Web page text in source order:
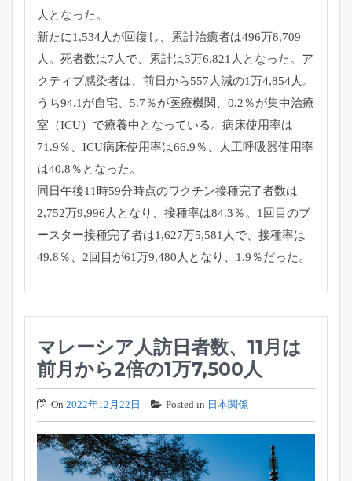
人となった。
新たに1,534人が回復し、累計治癒者は496万8,709
人。死者数は7人で、累計は3万6,821人となった。ア
クティブ感染者は、前日から557人減の1万4,854人。
うち94.1が自宅、5.7％が医療機関、0.2％が集中治療
室（ICU）で療養中となっている。病床使用率は
71.9％、ICU病床使用率は66.9％、人工呼吸器使用率
は40.8％となった。
同日午後11時59分時点のワクチン接種完了者数は
2,752万9,996人となり、接種率は84.3％。1回目のブ
ースター接種完了者は1,627万5,581人で、接種率は
49.8％、2回目が61万9,480人となり、1.9％だった。
マレーシア人訪日者数、11月は
前月から2倍の1万7,500人
On 2022年12月22日 Posted in 日本関係